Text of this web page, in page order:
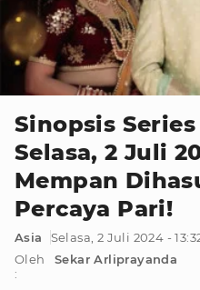
Sinopsis
Selasa, 2 Juli
Mempan
Percaya Pari!
Asia
Selasa, 2 Juli 2024 -
Oleh
:
Sekar Arliprayanda